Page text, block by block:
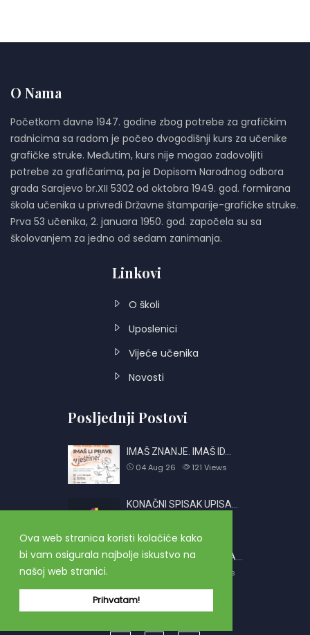
Ova web stranica koristi kolačiće kako
bi vam osigurala najbolje iskustvo na
našoj web stranici.
Prihvatam!
O Nama
Početkom davne 1947. godine zbog potrebe za grafičkim
radnicima sa radom je počeo dvogodišnji kurs za učenike
grafičke struke. Međutim, kurs nije mogao zadovoljiti
potrebe za grafičarima, pa je Dopisom Narodnog odbora
grada Sarajevo br.XII 5302 od oktobra 1949. god. formirana
škola učenika u privredi Državne štamparije-grafičke struke.
Prva 53 učenika, 2. januara 1950. god. započela su sa
školovanjem za jedno od sedam zanimanja.
Linkovi
O školi
Uposlenici
Vijeće učenika
Novosti
Posljednji Postovi
IMAŠ ZNANJE. IMAŠ ID…
04 Aug 26
121 Views
KONAČNI SPISAK UPISA…
OBAVJEŠTENJE O PRIJA…
Views